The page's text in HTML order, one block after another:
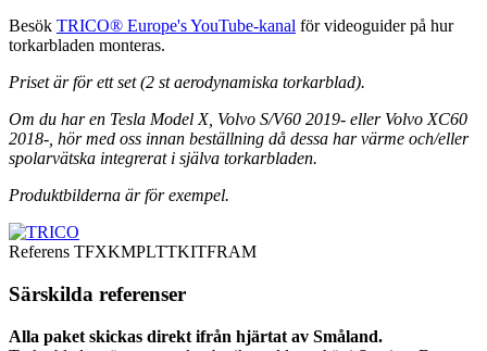
Besök TRICO® Europe's YouTube-kanal för videoguider på hur
torkarbladen monteras.
Priset är för ett set (2 st aerodynamiska torkarblad).
Om du har en Tesla Model X, Volvo S/V60 2019- eller Volvo XC60
2018-, hör med oss innan beställning då dessa har värme och/eller
spolarvätska integrerat i själva torkarbladen.
Produktbilderna är för exempel.
Referens TFXKMPLTTKITFRAM
Särskilda referenser
Alla paket skickas direkt ifrån hjärtat av Småland.